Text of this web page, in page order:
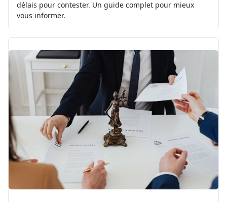
délais pour contester. Un guide complet pour mieux
vous informer.